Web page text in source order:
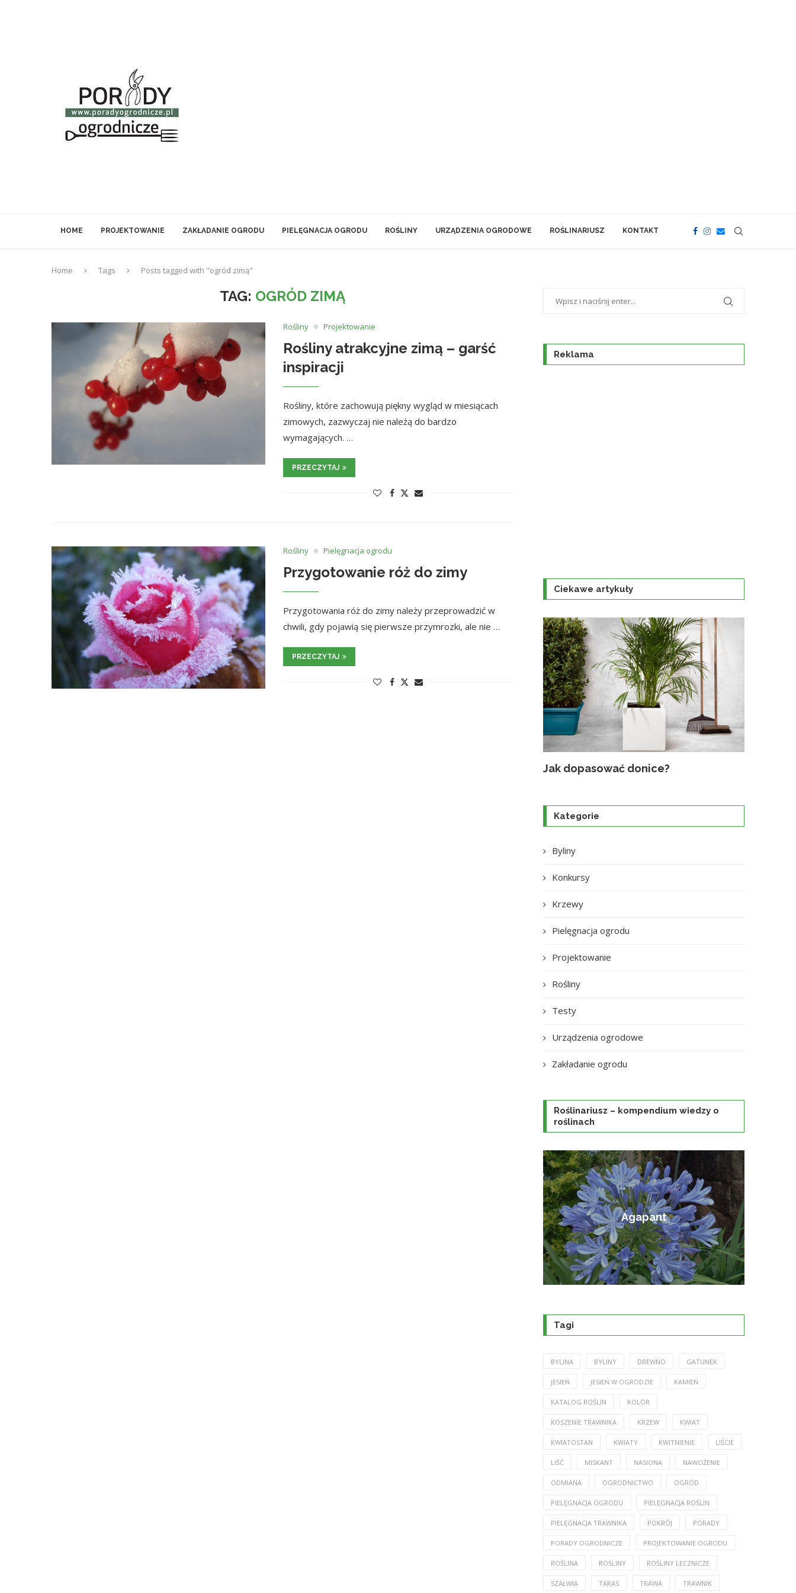
HOME PROJEKTOWANIE ZAKŁADANIE OGRODU PIELĘGNACJA OGRODU ROŚLINY URZĄDZENIA OGRODOWE ROŚLINARIUSZ KONTAKT
Home Tags Posts tagged with "ogród zimą"
TAG: OGRÓD ZIMĄ
Rośliny Projektowanie
Rośliny atrakcyjne zimą – garść
inspiracji
Rośliny, które zachowują piękny wygląd w miesiącach
zimowych, zazwyczaj nie należą do bardzo
wymagających. …
PRZECZYTAJ
Rośliny Pielęgnacja ogrodu
Przygotowanie róż do zimy
Przygotowania róż do zimy należy przeprowadzić w
chwili, gdy pojawią się pierwsze przymrozki, ale nie …
PRZECZYTAJ
Reklama
Ciekawe artykuły
Jak dopasować donice?
Kategorie
Byliny
Konkursy
Krzewy
Pielęgnacja ogrodu
Projektowanie
Rośliny
Testy
Urządzenia ogrodowe
Zakładanie ogrodu
Roślinariusz – kompendium wiedzy o
roślinach
Amorfa krzewiasta
Tagi
BYLINA BYLINY DREWNO GATUNEK
JESIEŃ JESIEŃ W OGRODZIE KAMIEŃ
KATALOG ROŚLIN KOLOR
KOSZENIE TRAWNIKA KRZEW KWIAT
KWIATOSTAN KWIATY KWITNIENIE LIŚCIE
LIŚĆ MISKANT NASIONA NAWOŻENIE
ODMIANA OGRODNICTWO OGRÓD
PIELĘGNACJA OGRODU PIELĘGNACJA ROŚLIN
PIELĘGNACJA TRAWNIKA POKRÓJ PORADY
PORADY OGRODNICZE PROJEKTOWANIE OGRODU
ROŚLINA ROŚLINY ROŚLINY LECZNICZE
SZAŁWIA TARAS TRAWA TRAWNIK